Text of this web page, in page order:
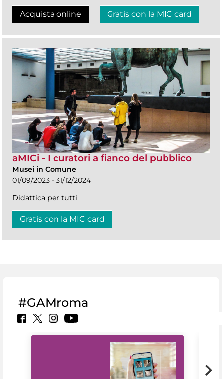
Acquista online Gratis con la MIC card
aMICi - I curatori a fianco del pubblico
Musei in Comune
01/09/2023 - 31/12/2024
Didattica per tutti
Gratis con la MIC card
#GAMroma